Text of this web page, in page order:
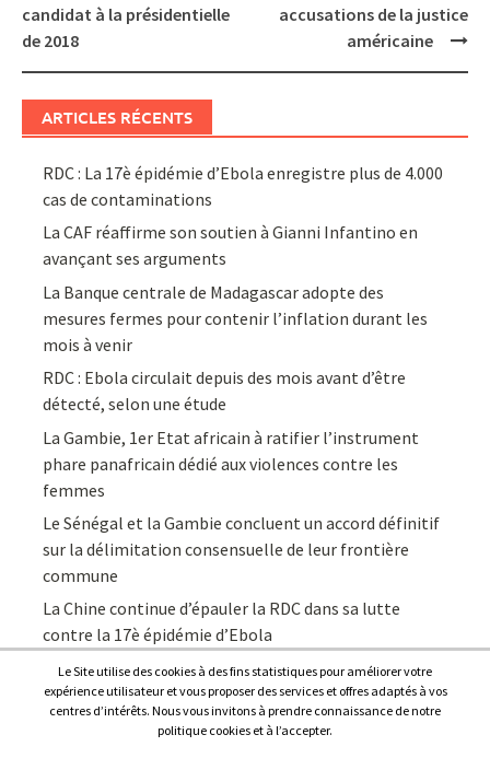
candidat à la présidentielle
de 2018
accusations de la justice
américaine
ARTICLES RÉCENTS
RDC : La 17è épidémie d’Ebola enregistre plus de 4.000
cas de contaminations
La CAF réaffirme son soutien à Gianni Infantino en
avançant ses arguments
La Banque centrale de Madagascar adopte des
mesures fermes pour contenir l’inflation durant les
mois à venir
RDC : Ebola circulait depuis des mois avant d’être
détecté, selon une étude
La Gambie, 1er Etat africain à ratifier l’instrument
phare panafricain dédié aux violences contre les
femmes
Le Sénégal et la Gambie concluent un accord définitif
sur la délimitation consensuelle de leur frontière
commune
La Chine continue d’épauler la RDC dans sa lutte
contre la 17è épidémie d’Ebola
Le Site utilise des cookies à des fins statistiques pour améliorer votre
expérience utilisateur et vous proposer des services et offres adaptés à vos
centres d’intérêts. Nous vous invitons à prendre connaissance de notre
politique cookies et à l’accepter.